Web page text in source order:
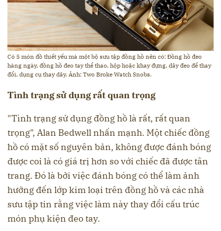
Có 5 món đồ thiết yếu mà một bộ sưu tập đồng hồ nên có: Đồng hồ đeo
hàng ngày, đồng hồ đeo tay thể thao, hộp hoặc khay đựng, dây đeo để thay
đổi, dụng cụ thay dây. Ảnh: Two Broke Watch Snobs.
Tình trạng sử dụng rất quan trọng
"Tình trạng sử dụng đồng hồ là rất, rất quan
trọng", Alan Bedwell nhấn mạnh. Một chiếc đồng
hồ có mặt số nguyên bản, không được đánh bóng
được coi là có giá trị hơn so với chiếc đã được tân
trang. Đó là bởi việc đánh bóng có thể làm ảnh
hưởng đến lớp kim loại trên đồng hồ và các nhà
sưu tập tin rằng việc làm này thay đổi cấu trúc
món phụ kiện đeo tay.